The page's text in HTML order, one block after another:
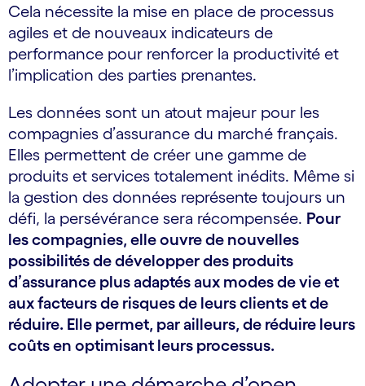
Cela nécessite la mise en place de processus
agiles et de nouveaux indicateurs de
performance pour renforcer la productivité et
l’implication des parties prenantes.
Les données sont un atout majeur pour les
compagnies d’assurance du marché français.
Elles permettent de créer une gamme de
produits et services totalement inédits. Même si
la gestion des données représente toujours un
défi, la persévérance sera récompensée. Pour
les compagnies, elle ouvre de nouvelles
possibilités de développer des produits
d’assurance plus adaptés aux modes de vie et
aux facteurs de risques de leurs clients et de
réduire. Elle permet, par ailleurs, de réduire leurs
coûts en optimisant leurs processus.